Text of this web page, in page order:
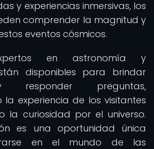
y experiencias inmersivas, los
comprender la magnitud y
eventos cósmicos.
en astronomía y
disponibles para brindar
preguntas,
la experiencia de los visitantes
la curiosidad por el universo.
es una oportunidad única
en el mundo de las